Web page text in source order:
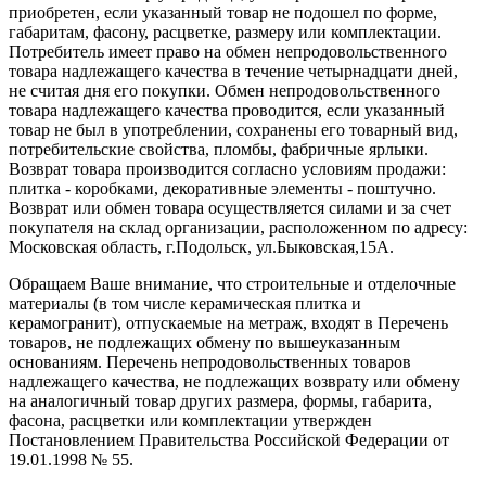
приобретен, если указанный товар не подошел по форме,
габаритам, фасону, расцветке, размеру или комплектации.
Потребитель имеет право на обмен непродовольственного
товара надлежащего качества в течение четырнадцати дней,
не считая дня его покупки. Обмен непродовольственного
товара надлежащего качества проводится, если указанный
товар не был в употреблении, сохранены его товарный вид,
потребительские свойства, пломбы, фабричные ярлыки.
Возврат товара производится согласно условиям продажи:
плитка - коробками, декоративные элементы - поштучно.
Возврат или обмен товара осуществляется силами и за счет
покупателя на склад организации, расположенном по адресу:
Московская область, г.Подольск, ул.Быковская,15А.
Обращаем Ваше внимание, что строительные и отделочные
материалы (в том числе керамическая плитка и
керамогранит), отпускаемые на метраж, входят в Перечень
товаров, не подлежащих обмену по вышеуказанным
основаниям. Перечень непродовольственных товаров
надлежащего качества, не подлежащих возврату или обмену
на аналогичный товар других размера, формы, габарита,
фасона, расцветки или комплектации утвержден
Постановлением Правительства Российской Федерации от
19.01.1998 № 55.